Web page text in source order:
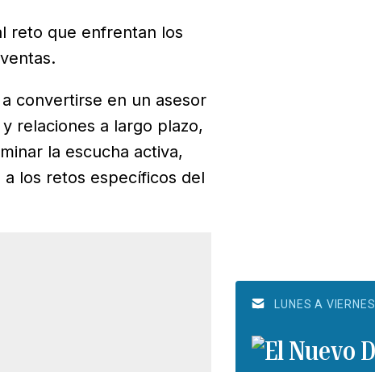
reto que enfrentan los
convertirse en un asesor
relaciones a largo plazo,
la escucha activa,
los retos específicos del
LUNES A VIERNES